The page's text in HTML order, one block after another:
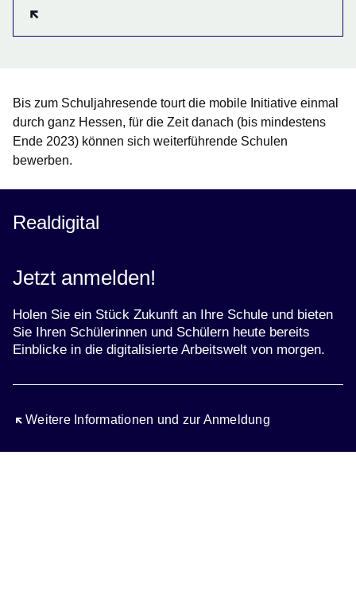
Bis zum Schuljahresende tourt die mobile Initiative einmal
durch ganz Hessen, für die Zeit danach (bis mindestens
Ende 2023) können sich weiterführende Schulen
bewerben.
Realdigital
Jetzt anmelden!
Holen Sie ein Stück Zukunft an Ihre Schule und bieten
Sie Ihren Schülerinnen und Schülern heute bereits
Einblicke in die digitalisierte Arbeitswelt von morgen.
Weitere Informationen und zur Anmeldung
Öffnet sich in einem neuen Fenster